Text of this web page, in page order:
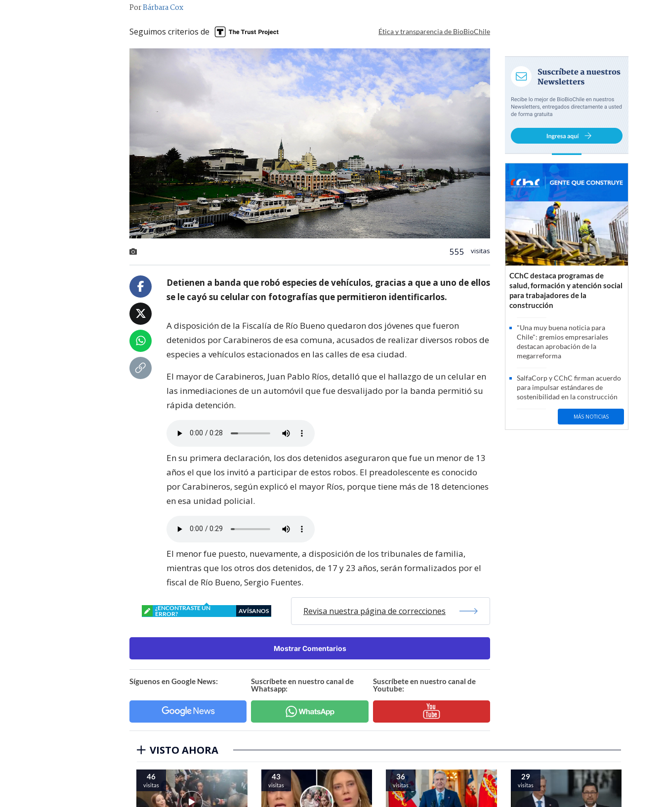
PorBárbara Cox
Seguimos criterios de Ética y transparencia de BioBioChile
555 visitas
Detienen a banda que robó especies de vehículos, gracias a que a uno de ellos
se le cayó su celular con fotografías que permitieron identificarlos.
A disposición de la Fiscalía de Río Bueno quedaron dos jóvenes que fueron
detenidos por Carabineros de esa comuna, acusados de realizar diversos robos de
especies a vehículos estacionados en las calles de esa ciudad.
El mayor de Carabineros, Juan Pablo Ríos, detalló que el hallazgo de un celular en
las inmediaciones de un automóvil que fue desvalijado por la banda permitió su
rápida detención.
En su primera declaración, los dos detenidos aseguraron que fue un menor de 13
años el que los invitó a participar de estos robos. El preadolescente es conocido
por Carabineros, según explicó el mayor Ríos, porque tiene más de 18 detenciones
en esa unidad policial.
El menor fue puesto, nuevamente, a disposición de los tribunales de familia,
mientras que los otros dos detenidos, de 17 y 23 años, serán formalizados por el
fiscal de Río Bueno, Sergio Fuentes.
¿ENCONTRASTE UN
ERROR?
AVÍSANOS Revisa nuestra página de correcciones
Mostrar Comentarios
Síguenos en Google News:
Suscríbete en nuestro canal de
Whatsapp:
Suscríbete en nuestro canal de
Youtube:
CChC destaca programas de
salud, formación y atención social
para trabajadores de la
construcción
"Una muy buena noticia para
Chile": gremios empresariales
destacan aprobación de la
megarreforma
SalfaCorp y CChC firman acuerdo
para impulsar estándares de
sostenibilidad en la construcción
MÁS NOTICIAS
VISTO AHORA
46
visitas
43
visitas
36
visitas
29
visitas